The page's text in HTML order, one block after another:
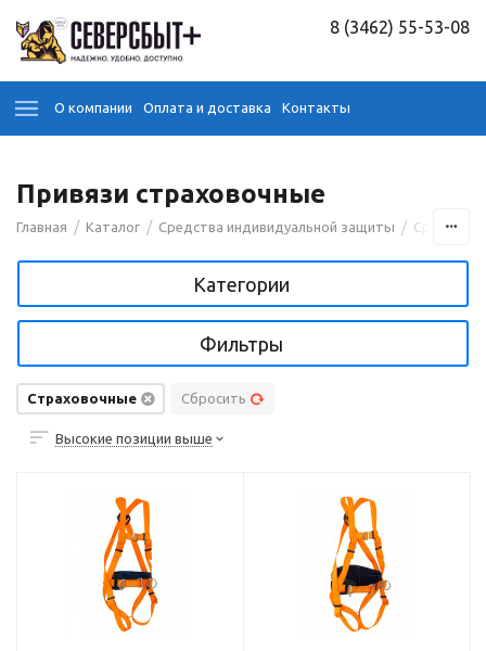
8 (3462) 55-53-08
О компании Оплата и доставка Контакты
Привязи страховочные
Главная / Каталог / Средства индивидуальной защиты / Средства
Категории
Фильтры
Страховочные Сбросить
Высокие позиции выше